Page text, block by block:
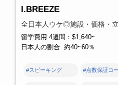
I.BREEZE
全日本人ウケ◎施設・価格・
留学費用:4週間：$1,640~
日本人の割合: 約40~60％
#スピーキング #点数保証コ